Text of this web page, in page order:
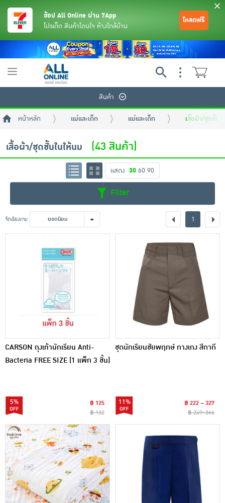
เครื่องดื่มและผงชงดื่ม
เครื่องปรุงรสและของแห้ง
ขนมขบเคี้ยว และช็อคโกแลต
พระเครื่อง test pop
ช้อป All Online ผ่าน 7App
โปรเด็ด สินค้าโดนใจ ห้างใกล้บ้าน
โหลดฟรี
Toggle
สินค้า
หน้าหลัก แม่และเด็ก แม่และเด็ก เสื้อผ้า/ชุดชั้นใ
เสื้อผ้า/ชุดชั้นในให้นม (43 สินค้า)
แสดง 30 60 90
Filter
จัดเรียงตาม ยอดนิยม 1
CARSON ถุงเท้านักเรียน Anti-
Bacteria FREE SIZE (1 แพ็ก 3 ชิ้น)
5%
฿ 125
฿ 132
ชุดนักเรียนชัยพฤกษ์ กางเกง สีกากี
11%
฿ 222 ~ 327
฿ 249~366